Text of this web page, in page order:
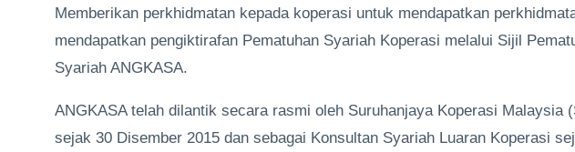
Memberikan perkhidmatan kepada koperasi untuk mendapatkan
mendapatkan pengiktirafan Pematuhan Syariah Koperasi melalui Sijil
Syariah ANGKASA.
ANGKASA telah dilantik secara rasmi oleh Suruhanjaya Koperasi Malaysia
sejak 30 Disember 2015 dan sebagai Konsultan Syariah Luaran Koperasi